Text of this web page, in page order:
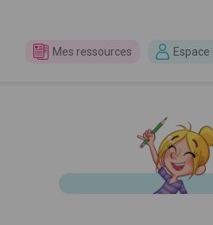
Mes ressources